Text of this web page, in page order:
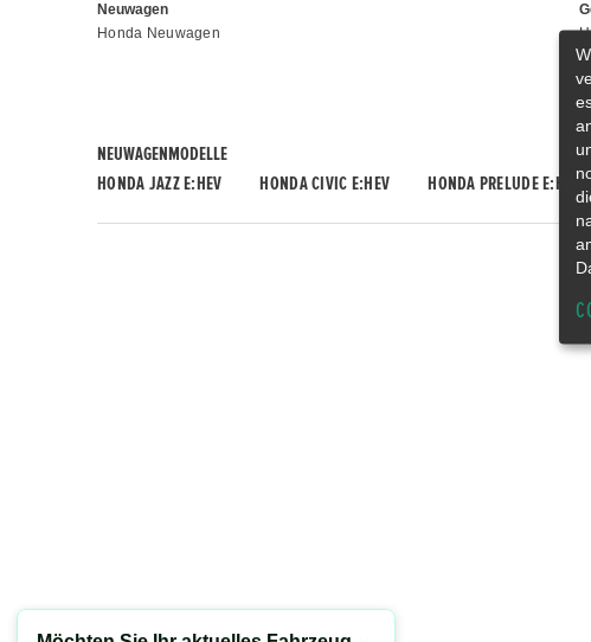
Neuwagen
Honda Neuwagen
NEUWAGENMODELLE
HONDA JAZZ E:HEV
HONDA CIVIC E:HEV HONDA PRELUDE E:HEV